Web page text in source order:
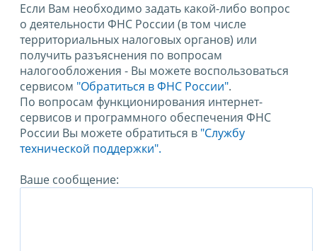
Если Вам необходимо задать какой-либо вопрос
о деятельности ФНС России (в том числе
территориальных налоговых органов) или
получить разъяснения по вопросам
налогообложения - Вы можете воспользоваться
сервисом "Обратиться в ФНС России".
По вопросам функционирования интернет-
сервисов и программного обеспечения ФНС
России Вы можете обратиться в "Службу
технической поддержки".
Ваше сообщение: